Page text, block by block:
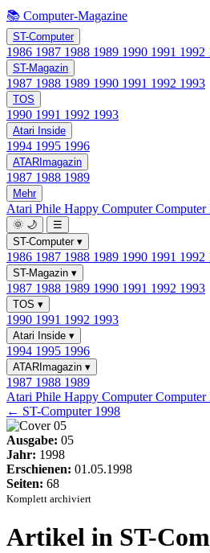
📚 Computer-Magazine
ST-Computer
1986 1987 1988 1989 1990 1991 1992
ST-Magazin
1987 1988 1989 1990 1991 1992 1993
TOS
1990 1991 1992 1993
Atari Inside
1994 1995 1996
ATARImagazin
1987 1988 1989
Mehr
Atari Phile Happy Computer
🌞 🌙
☰
ST-Computer ▾
1986 1987 1988 1989 1990 1991 1992
ST-Magazin ▾
1987 1988 1989 1990 1991 1992 1993
TOS ▾
1990 1991 1992 1993
Atari Inside ▾
1994 1995 1996
ATARImagazin ▾
1987 1988 1989
Atari Phile Happy Computer
← ST-Computer 1998
Ausgabe: 05
Jahr: 1998
Erschienen: 01.05.1998
Seiten: 68
Komplett archiviert
Artikel in ST-